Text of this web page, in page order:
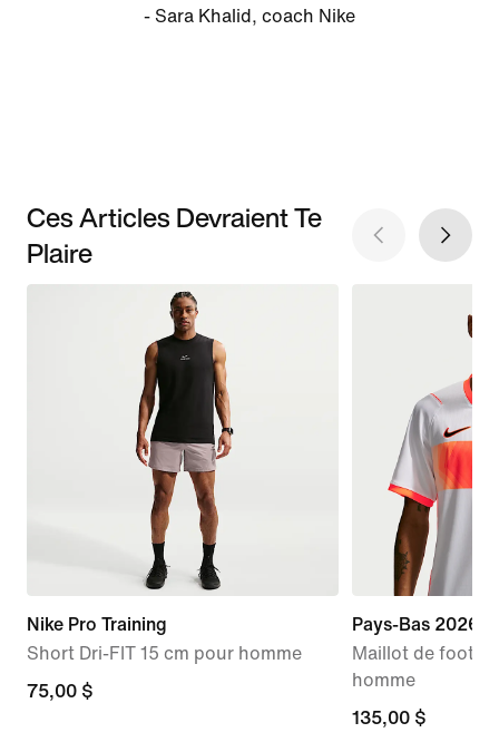
- Sara Khalid, coach Nike
Ces Articles Devraient Te
Plaire
Nike Pro Training
Short Dri-FIT 15 cm pour homme
75,00 $
75,00 $
Pays-Bas 2026
Maillot de foot
homme
135,00 $
135,00 $